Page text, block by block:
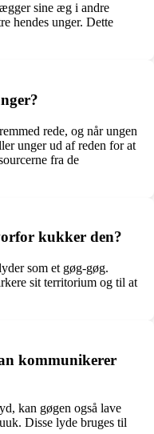
sine æg i andre
hendes unger. Dette
rede, og når ungen
unger ud af reden for at
fra de
kukker den?
som et gøg-gøg.
sit territorium og til at
kommunikerer
kan gøgen også lave
Disse lyde bruges til